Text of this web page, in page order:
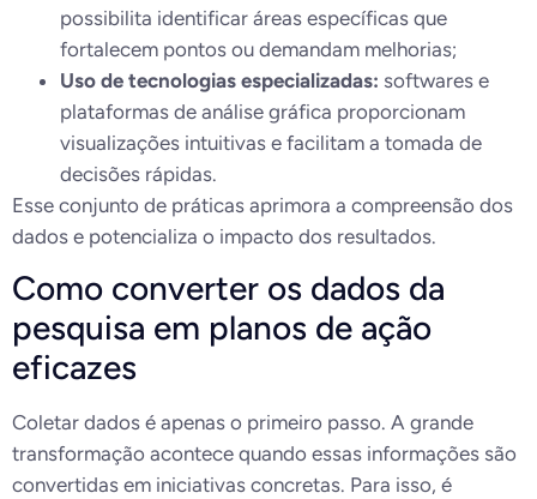
possibilita identificar áreas específicas que
fortalecem pontos ou demandam melhorias;
Uso de tecnologias especializadas: softwares e
plataformas de análise gráfica proporcionam
visualizações intuitivas e facilitam a tomada de
decisões rápidas.
Esse conjunto de práticas aprimora a compreensão dos
dados e potencializa o impacto dos resultados.
Como converter os dados da
pesquisa em planos de ação
eficazes
Coletar dados é apenas o primeiro passo. A grande
transformação acontece quando essas informações são
convertidas em iniciativas concretas. Para isso, é